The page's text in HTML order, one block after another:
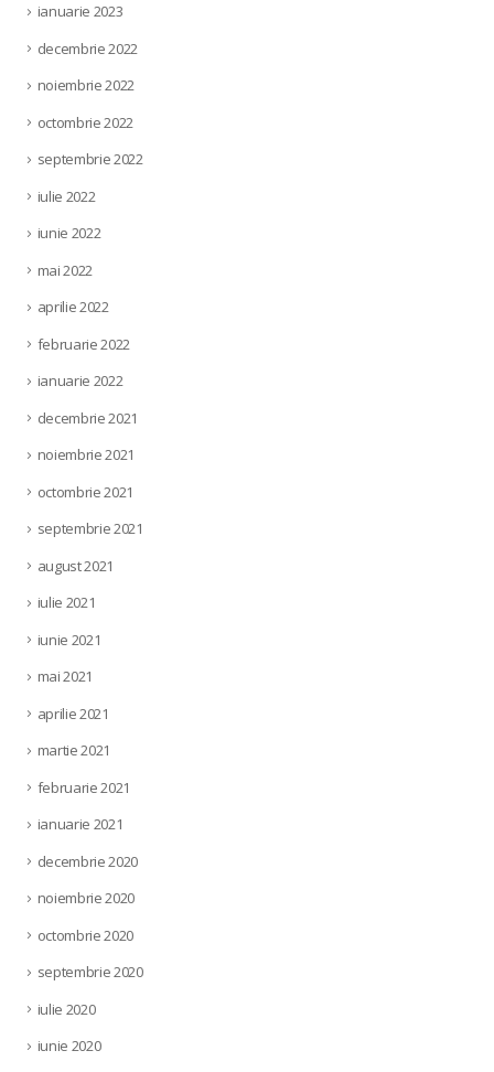
ianuarie 2023
decembrie 2022
noiembrie 2022
octombrie 2022
septembrie 2022
iulie 2022
iunie 2022
mai 2022
aprilie 2022
februarie 2022
ianuarie 2022
decembrie 2021
noiembrie 2021
octombrie 2021
septembrie 2021
august 2021
iulie 2021
iunie 2021
mai 2021
aprilie 2021
martie 2021
februarie 2021
ianuarie 2021
decembrie 2020
noiembrie 2020
octombrie 2020
septembrie 2020
iulie 2020
iunie 2020